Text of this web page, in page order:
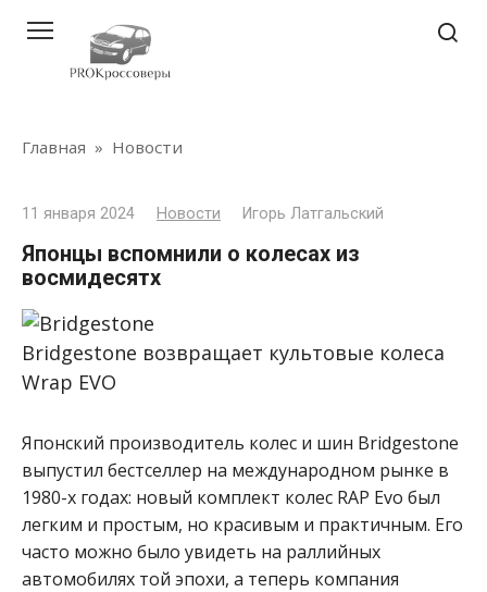
контенту
Главная » Новости
11 января 2024 Новости Игорь Латгальский
Японцы вспомнили о колесах из
восмидесятх
Bridgestone возвращает культовые колеса
Wrap EVO
Японский производитель колес и шин Bridgestone
выпустил бестселлер на международном рынке в
1980-х годах: новый комплект колес RAP Evo был
легким и простым, но красивым и практичным. Его
часто можно было увидеть на раллийных
автомобилях той эпохи, а теперь компания